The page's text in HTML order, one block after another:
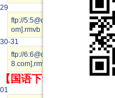
29
ftp://5:5@dz.dl1234.com:8006/
om].rmvb
30-31
ftp://6:6@dz.dl1234.com:8006/
8.com].rmvb
【国语下载】
01